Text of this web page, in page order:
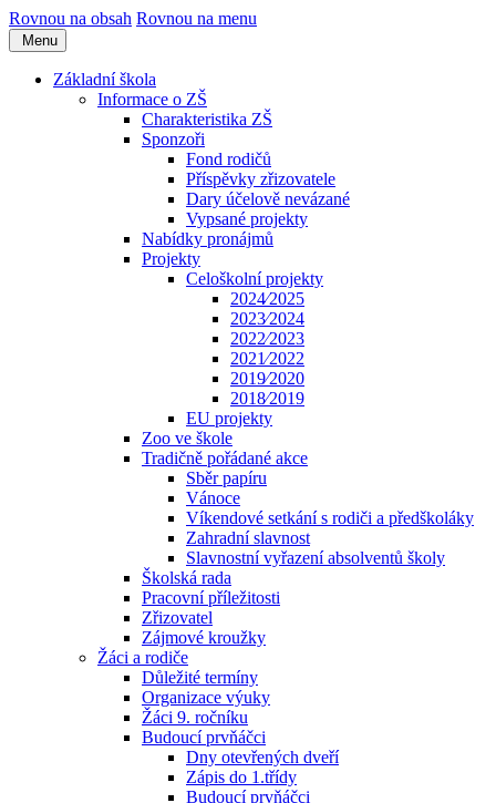
Rovnou na obsah Rovnou na menu
Menu
Základní škola
Informace o ZŠ
Charakteristika ZŠ
Sponzoři
Fond rodičů
Příspěvky zřizovatele
Dary účelově nevázané
Vypsané projekty
Nabídky pronájmů
Projekty
Celoškolní projekty
2024⁄2025
2023⁄2024
2022⁄2023
2021⁄2022
2019⁄2020
2018⁄2019
EU projekty
Zoo ve škole
Tradičně pořádané akce
Sběr papíru
Vánoce
Víkendové setkání s rodiči a předškoláky
Zahradní slavnost
Slavnostní vyřazení absolventů školy
Školská rada
Pracovní příležitosti
Zřizovatel
Zájmové kroužky
Žáci a rodiče
Důležité termíny
Organizace výuky
Žáci 9. ročníku
Budoucí prvňáčci
Dny otevřených dveří
Zápis do 1.třídy
Budoucí prvňáčci